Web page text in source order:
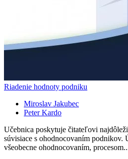
Riadenie hodnoty podniku
Miroslav Jakubec
Peter Kardo
Učebnica poskytuje čitateľovi
súvisiace s ohodnocovaním podnikov.
všeobecne ohodnocovaním,